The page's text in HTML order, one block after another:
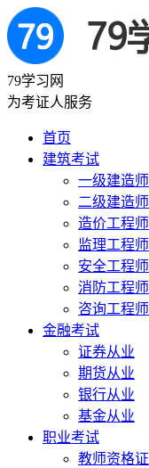
79学习网
为考证人服务
首页
建筑考试
一级建造师
二级建造师
造价工程师
监理工程师
安全工程师
消防工程师
咨询工程师
金融考试
证券从业
期货从业
银行从业
基金从业
职业考试
教师资格证